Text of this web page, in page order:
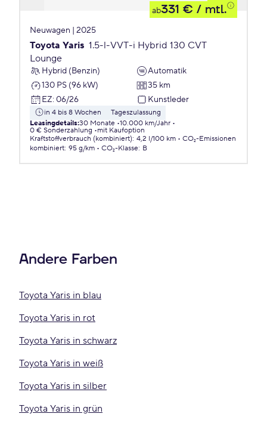
ab331 € / mtl.
Neuwagen | 2025
Toyota Yaris 1.5-l-VVT-i Hybrid 130 CVT
Lounge
Hybrid (Benzin)
Automatik
130 PS (96 kW)
35 km
EZ: 06/26 Kunstleder
in 4 bis 8 Wochen
Tageszulassung
Leasingdetails:30 Monate 10.000 km/Jahr
0 € Sonderzahlung
mit Kaufoption
Kraftstoffverbrauch (kombiniert): 4,2 l/100 km
CO₂-Emissionen
kombiniert: 95 g/km CO₂-Klasse: B
Andere Farben
Toyota Yaris in blau
Toyota Yaris in rot
Toyota Yaris in schwarz
Toyota Yaris in weiß
Toyota Yaris in silber
Toyota Yaris in grün